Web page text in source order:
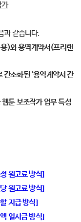
가
과 같습니다.
)와 용역계약서(프리랜
소화된 ‘용역계약서 간
툰 보조작가 업무 특성
원고료 방식]
원고료 방식]
지급 방식]
일시금 방식]